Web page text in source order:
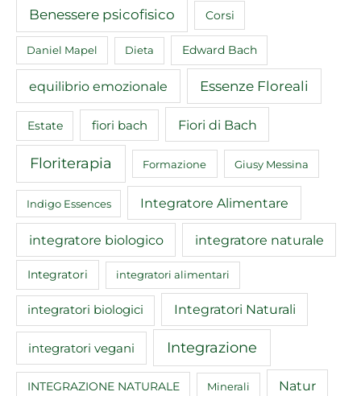
Benessere psicofisico Corsi
Daniel Mapel Dieta Edward Bach
equilibrio emozionale Essenze Floreali
Estate fiori bach Fiori di Bach
Floriterapia Formazione Giusy Messina
Indigo Essences Integratore Alimentare
integratore biologico integratore naturale
Integratori integratori alimentari
integratori biologici Integratori Naturali
integratori vegani Integrazione
INTEGRAZIONE NATURALE Minerali Natur